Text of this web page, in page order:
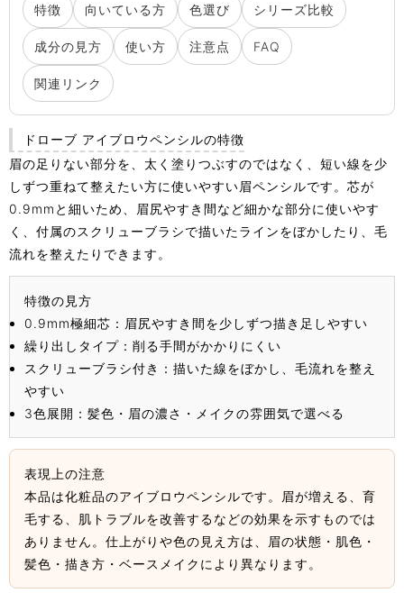
特徴
向いている方 色選び シリーズ比較
成分の見方 使い方 注意点 FAQ
関連リンク
ドローブ アイブロウペンシルの特徴
眉の足りない部分を、太く塗りつぶすのではなく、短い線を少
しずつ重ねて整えたい方に使いやすい眉ペンシルです。芯が
0.9mmと細いため、眉尻やすき間など細かな部分に使いやす
く、付属のスクリューブラシで描いたラインをぼかしたり、毛
流れを整えたりできます。
特徴の見方
0.9mm極細芯：眉尻やすき間を少しずつ描き足しやすい
繰り出しタイプ：削る手間がかかりにくい
スクリューブラシ付き：描いた線をぼかし、毛流れを整え
やすい
3色展開：髪色・眉の濃さ・メイクの雰囲気で選べる
表現上の注意
本品は化粧品のアイブロウペンシルです。眉が増える、育
毛する、肌トラブルを改善するなどの効果を示すものでは
ありません。仕上がりや色の見え方は、眉の状態・肌色・
髪色・描き方・ベースメイクにより異なります。